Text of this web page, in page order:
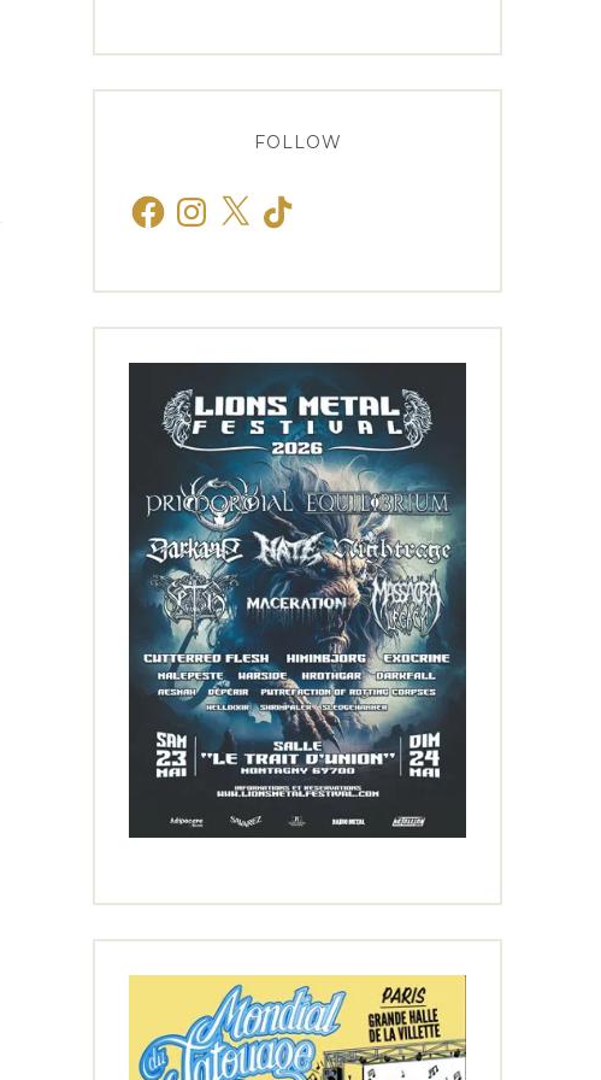
FOLLOW
FacebookInstagram
X TikTok